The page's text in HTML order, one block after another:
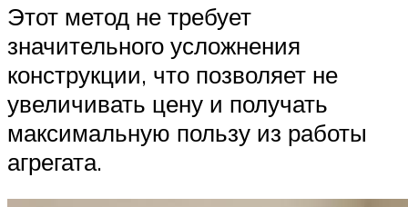
Этот метод не требует
значительного усложнения
конструкции, что позволяет не
увеличивать цену и получать
максимальную пользу из работы
агрегата.